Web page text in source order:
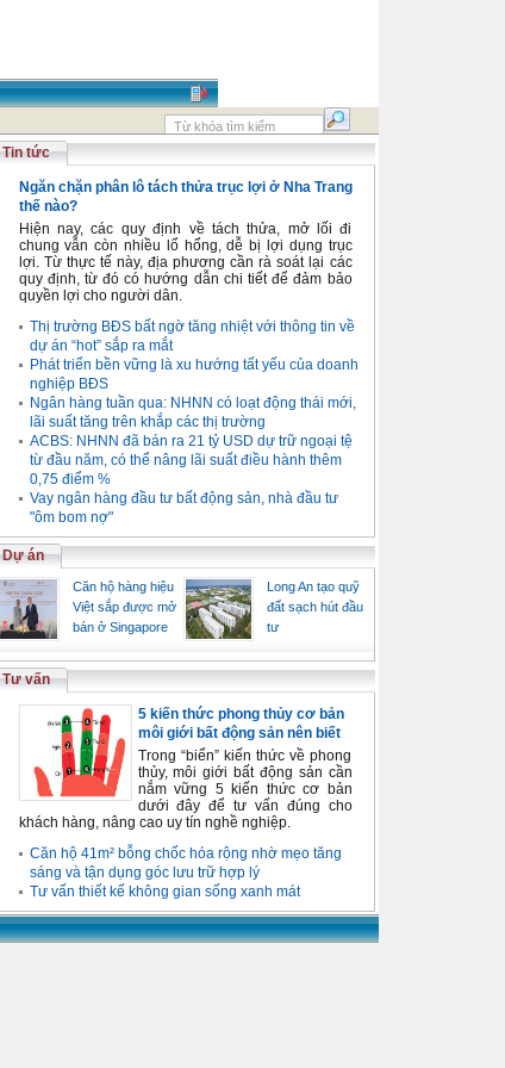
Tin tức
Ngăn chặn phân lô tách thửa trục lợi ở Nha Trang
thế nào?
Hiện nay, các quy định về tách thửa, mở lối đi
chung vẫn còn nhiều lổ hổng, dễ bị lợi dụng trục
lợi. Từ thực tế này, địa phương cần rà soát lại các
quy định, từ đó có hướng dẫn chi tiết để đảm bảo
quyền lợi cho người dân.
Thị trường BĐS bất ngờ tăng nhiệt với thông tin về
dự án “hot” sắp ra mắt
Phát triển bền vững là xu hướng tất yếu của doanh
nghiệp BĐS
Ngân hàng tuần qua: NHNN có loạt động thái mới,
lãi suất tăng trên khắp các thị trường
ACBS: NHNN đã bán ra 21 tỷ USD dự trữ ngoại tệ
từ đầu năm, có thể nâng lãi suất điều hành thêm
0,75 điểm %
Vay ngân hàng đầu tư bất động sản, nhà đầu tư
"ôm bom nợ"
Dự án
Căn hộ hàng hiệu
Việt sắp được mở
bán ở Singapore
Long An tạo quỹ
đất sạch hút đầu
tư
Tư vấn
5 kiến thức phong thủy cơ bản
môi giới bất động sản nên biết
Trong “biển” kiến thức về phong
thủy, môi giới bất động sản cần
nắm vững 5 kiến thức cơ bản
dưới đây để tư vấn đúng cho
khách hàng, nâng cao uy tín nghề nghiệp.
Căn hộ 41m² bỗng chốc hóa rộng nhờ mẹo tăng
sáng và tận dụng góc lưu trữ hợp lý
Tư vấn thiết kế không gian sống xanh mát